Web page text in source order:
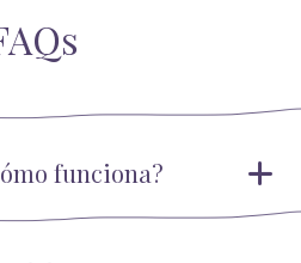
funciona?